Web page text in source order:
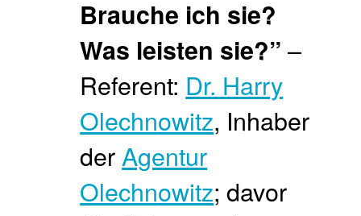
Brauche ich sie?
Was leisten sie?” –
Referent: Dr. Harry
Olechnowitz, Inhaber
derAgentur
Olechnowitz; davor